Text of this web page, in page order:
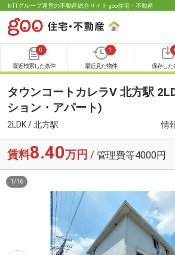
NTTグループ運営の不動産総合サイト goo住宅・不動産
0
最近検索した条件
1
最近見た物件 保存した
タウンコートカレラⅤ 北方駅
ション・アパート)
2LDK / 北方駅 情
賃料8.40万円 / 管理費等4000円
1 /16